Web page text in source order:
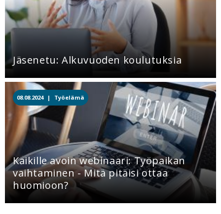
Jäsenetu: Alkuvuoden koulutuksia
08.08.2024 | Työelämä
Kaikille avoin webinaari: Työpaikan
vaihtaminen - Mitä pitäisi ottaa
huomioon?